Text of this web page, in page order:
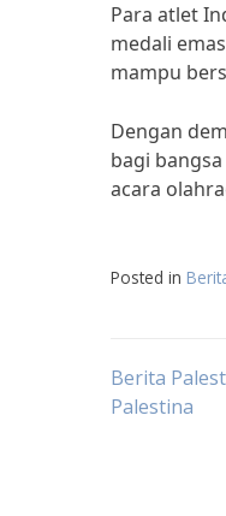
Para atlet
medali
mampu
Dengan
bagi
acara
Posted in
Post
Berita
Palestina